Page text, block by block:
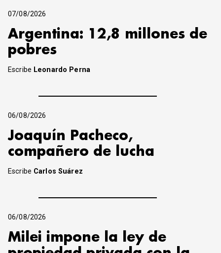
07/08/2026
Argentina: 12,8 millones de
pobres
Escribe Leonardo Perna
06/08/2026
Joaquín Pacheco,
compañero de lucha
Escribe Carlos Suárez
06/08/2026
Milei impone la ley de